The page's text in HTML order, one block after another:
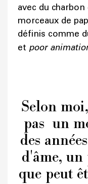
avec du
morceaux de
définis comme
et poor
Selon
pas un
des
d'âme, un
que peut